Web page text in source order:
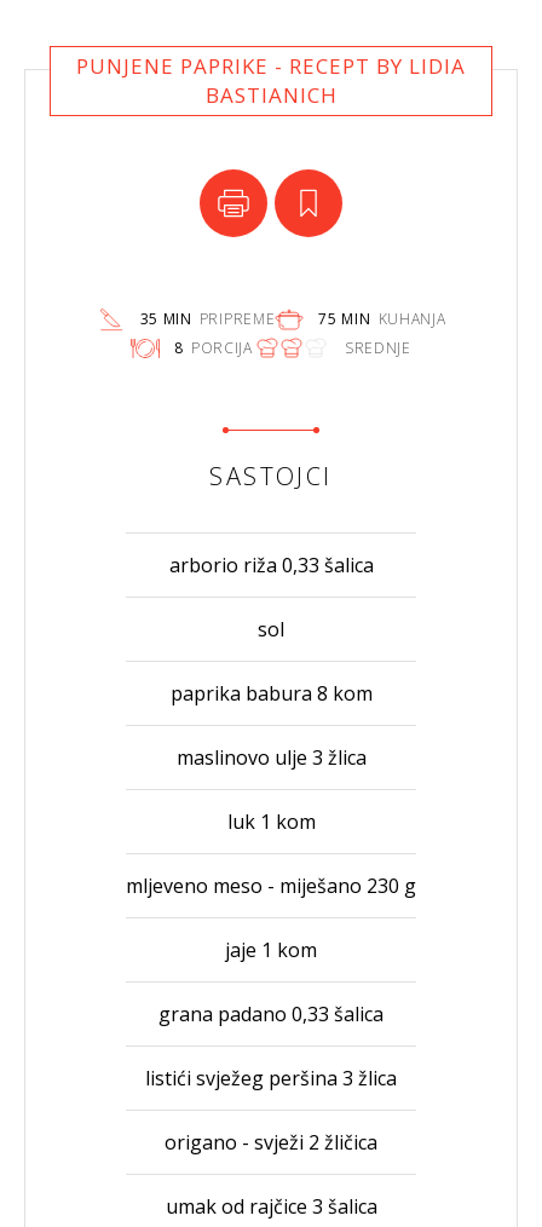
PUNJENE PAPRIKE - RECEPT BY LIDIA
BASTIANICH
35 MIN PRIPREME 75 MIN KUHANJA
8 PORCIJA SREDNJE
SASTOJCI
arborio riža 0,33 šalica
sol
paprika babura 8 kom
maslinovo ulje 3 žlica
luk 1 kom
mljeveno meso - miješano 230 g
jaje 1 kom
grana padano 0,33 šalica
listići svježeg peršina 3 žlica
origano - svježi 2 žličica
umak od rajčice 3 šalica